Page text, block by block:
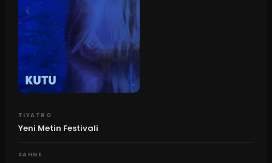
TIYATRO
Yeni Metin Festivali
SAHNE